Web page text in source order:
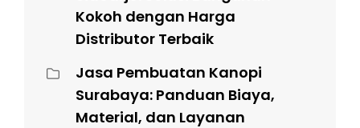
Kokoh dengan Harga
Distributor Terbaik
Jasa Pembuatan Kanopi
Surabaya: Panduan Biaya,
Material, dan Layanan